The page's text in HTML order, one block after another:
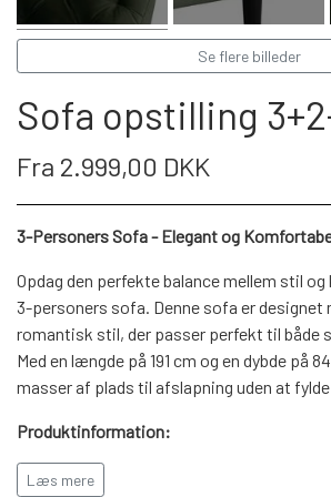
DAYBED/
BELYSNING
REOLER
REOL EDGE
REOL MISTRAL
VÆGPANELER
SPEJLE
BELYSNING
VÆGPANELER
SPEJLE
BELYSNING
VÆGPANELER
VÆGPANELER
SPEJLE
SPEJLE
PARKERING
AFHENTNING
MONTERING &
OM OS
Se flere billeder
Sofa opstilling
Fra 2.999,00 DKK
3-Personers Sofa - Elegant og
Opdag den perfekte balance mellem stil
3-personers sofa. Denne sofa er designet
romantisk stil, der passer perfekt til både
Med en længde på 191 cm og en dybde på
masser af plads til afslapning uden at
Produktinformation:
Mål:191 cm (længde) x 84 cm (dybde) x
Læs mere